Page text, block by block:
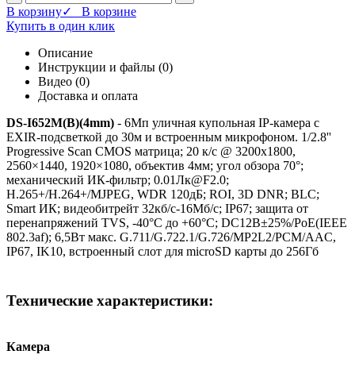
В корзину✓ В корзине
Купить в один клик
Описание
Инструкции и файлы (0)
Видео (0)
Доставка и оплата
DS-I652M(B)(4mm) - 6Мп уличная купольная IP-камера с
EXIR-подсветкой до 30м и встроенным микрофоном. 1/2.8''
Progressive Scan CMOS матрица; 20 к/с @ 3200x1800,
2560×1440, 1920×1080, объектив 4мм; угол обзора 70°;
механический ИК-фильтр; 0.01Лк@F2.0;
H.265+/H.264+/MJPEG, WDR 120дБ; ROI, 3D DNR; BLC;
Smart ИК; видеобитрейт 32кб/с-16Мб/с; IP67; защита от
перенапряжений TVS, -40°C до +60°C; DC12В±25%/PoE(IEEE
802.3af); 6,5Вт макс. G.711/G.722.1/G.726/MP2L2/PCM/AAC,
IP67, IK10, встроенный слот для microSD карты до 256Гб
Технические характеристики:
Камера